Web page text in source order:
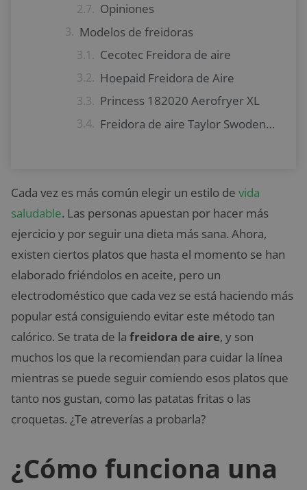
Opiniones
Modelos de freidoras
Cecotec Freidora de aire
Hoepaid Freidora de Aire
Princess 182020 Aerofryer XL
Freidora de aire Taylor Swoden Eva
Cada vez es más común elegir un estilo de vida
saludable. Las personas apuestan por hacer más
ejercicio y por seguir una dieta más sana. Ahora,
existen ciertos platos que hasta el momento se han
elaborado friéndolos en aceite, pero un
electrodoméstico que cada vez se está haciendo más
popular está consiguiendo evitar este método tan
calórico. Se trata de la freidora de aire, y son
muchos los que la recomiendan para cuidar la línea
mientras se puede seguir comiendo esos platos que
tanto nos gustan, como las patatas fritas o las
croquetas. ¿Te atreverías a probarla?
¿Cómo funciona una